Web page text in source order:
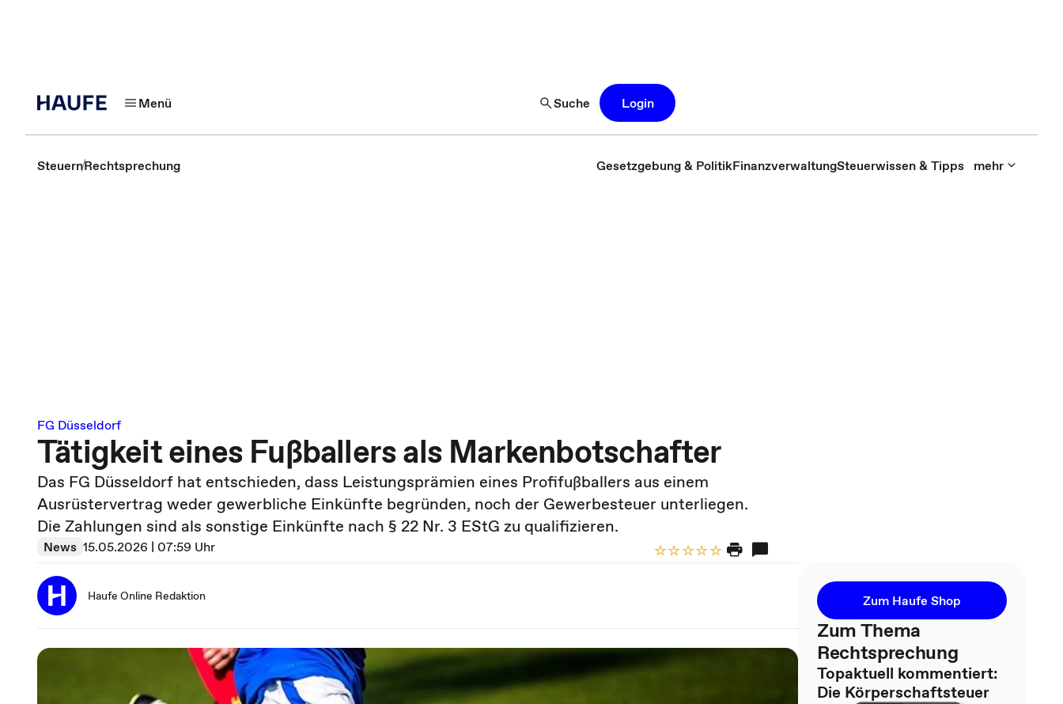
Menü Suche Login
SteuernRechtsprechung Gesetzgebung & PolitikFinanzverwaltungSteuerwissen & Tipps mehr
FG Düsseldorf
Tätigkeit eines Fußballers als Markenbotschafter
Das FG Düsseldorf hat entschieden, dass Leistungsprämien eines Profifußballers aus einem
Ausrüstervertrag weder gewerbliche Einkünfte begründen, noch der Gewerbesteuer unterliegen.
Die Zahlungen sind als sonstige Einkünfte nach § 22 Nr. 3 EStG zu qualifizieren.
News 15.05.2026 | 07:59 Uhr
Haufe Online Redaktion Zum Haufe Shop
Zum Thema
Rechtsprechung
Topaktuell kommentiert:
Die Körperschaftsteuer